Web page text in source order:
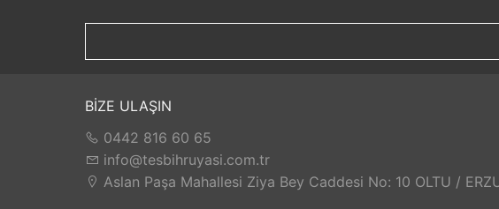
seçenekleri ile rahatça alışveriş yapabilirsiniz. Sizin için
İade ve Değişim İmkanı: Memnuniyetsizlik durumunda
değilse, kolayca iade edebilir veya değişim yapabilirsiniz.
Satış Sonrası Destek: TesbihRuyasi.com.tr, satın aldığınız
yaşarsanız veya yardıma ihtiyacınız olursa, müşteri
TesbihRuyasi.com.tr güvenli, hızlı ve müşteri odaklı bir
BİZE ULAŞIN
0442 816 60 65
info@tesbihruyasi.com.tr
Aslan Paşa Mahallesi Ziya Bey Caddesi No: 10 OLTU /